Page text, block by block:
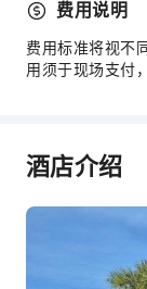
安全与安保
急救包
烟雾报警器
无障碍设施
费用说明
费用标准将视不
用须于现场支付
酒店介绍